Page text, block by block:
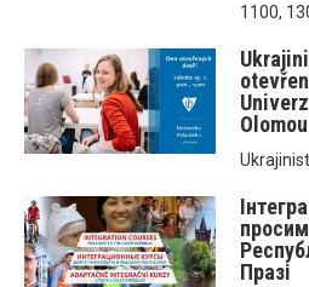
1100,
Празі